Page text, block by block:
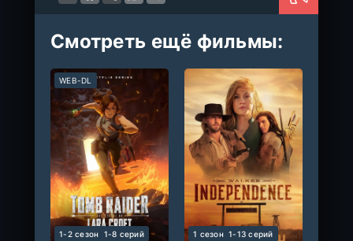
Смотреть ещё фильмы:
WEB-DL
1-2 сезон 1-8 cерий 1 сезон 1-13 cерий